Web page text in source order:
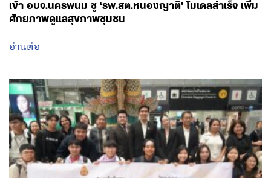
เข้า อบจ.นครพนม ชู ‘รพ.สต.หนองญาติ’ โมเดลสำเร็จ เพิ่ม
ศักยภาพดูแลสุขภาพชุมชน
อ่านต่อ